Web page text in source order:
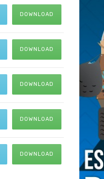
DOWNLOAD
DOWNLOAD
DOWNLOAD
DOWNLOAD
DOWNLOAD